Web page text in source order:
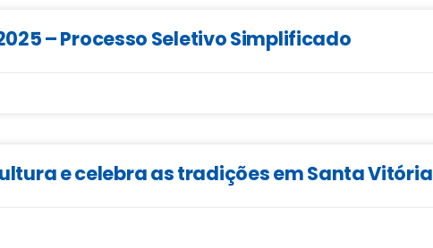
2025 – Processo Seletivo Simplificado
e celebra as tradições em Santa Vitória